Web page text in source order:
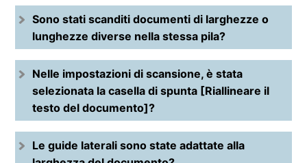
Sono stati scanditi documenti di larghezze o
lunghezze diverse nella stessa pila?
Nelle impostazioni di scansione, è stata
selezionata la casella di spunta [Riallineare il
testo del documento]?
Le guide laterali sono state adattate alla